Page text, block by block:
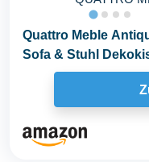
Quattro Meble
Sofa & Stuhl